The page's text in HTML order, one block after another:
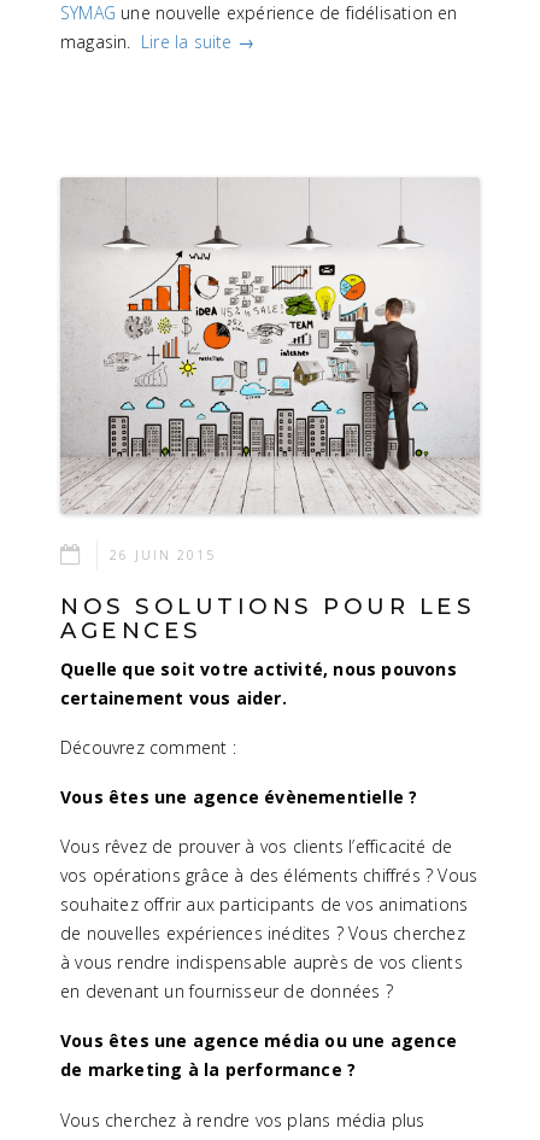
SYMAG une nouvelle expérience de fidélisation en
magasin. Lire la suite →
26 JUIN 2015
NOS SOLUTIONS POUR LES
AGENCES
Quelle que soit votre activité, nous pouvons
certainement vous aider.
Découvrez comment :
Vous êtes une agence évènementielle ?
Vous rêvez de prouver à vos clients l’efficacité de
vos opérations grâce à des éléments chiffrés ? Vous
souhaitez offrir aux participants de vos animations
de nouvelles expériences inédites ? Vous cherchez
à vous rendre indispensable auprès de vos clients
en devenant un fournisseur de données ?
Vous êtes une agence média ou une agence
de marketing à la performance ?
Vous cherchez à rendre vos plans média plus